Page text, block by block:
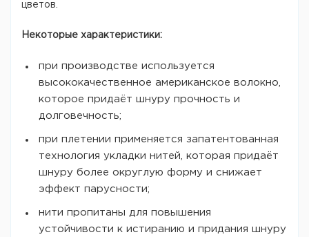
цветов.
Некоторые характеристики:
при производстве используется
высококачественное американское волокно,
которое придаёт шнуру прочность и
долговечность;
при плетении применяется запатентованная
технология укладки нитей, которая придаёт
шнуру более округлую форму и снижает
эффект парусности;
нити пропитаны для повышения
устойчивости к истиранию и придания шнуру